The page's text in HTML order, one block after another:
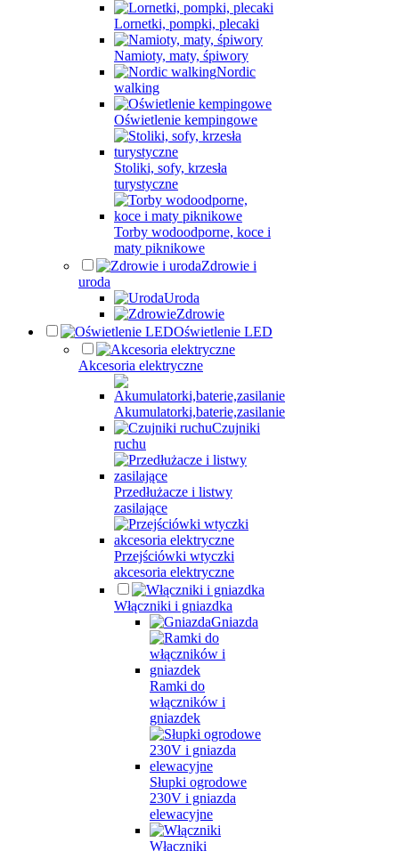
Lornetki, pompki, plecaki
Namioty, maty, śpiwory
Nordic
walking
Oświetlenie kempingowe
Stoliki, sofy, krzesła
turystyczne
Torby wodoodporne, koce i
maty piknikowe
Zdrowie i
uroda
Uroda
Zdrowie
Oświetlenie LED
Akcesoria elektryczne
Akumulatorki,baterie,zasilanie
Czujniki
ruchu
Przedłużacze i listwy
zasilające
Przejściówki wtyczki
akcesoria elektryczne
Włączniki i gniazdka
Gniazda
Ramki do
włączników i
gniazdek
Słupki ogrodowe
230V i gniazda
elewacyjne
Włączniki